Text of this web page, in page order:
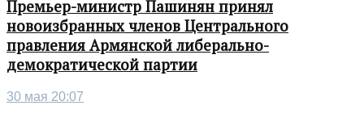
Премьер-министр Пашинян принял
новоизбранных членов Центрального
правления Армянской либерально-
демократической партии
30 мая 20:07